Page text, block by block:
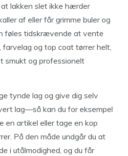
lakken slet ikke hærder
af eller får grimme buler og
føles tidskrævende at vente
og top coat tørrer helt,
smukt og professionelt
tynde lag og give dig selv
lag—så kan du for eksempel
en artikel eller tage en kop
På den måde undgår du at
i utålmodighed, og du får